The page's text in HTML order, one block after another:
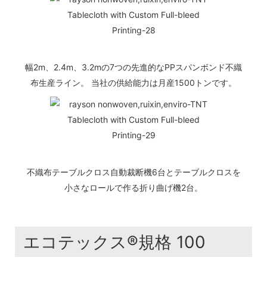
幅2m、2.4m、3.2mの7つの先進的なPPスパンボンド不織
布生産ライン。 当社の供給能力は月産1500トンです。
不織布テーブルクロス自動裁断機6台とテーブルクロスを
小さなロールで作る折り曲げ機2台。
エコテックス®規格 100